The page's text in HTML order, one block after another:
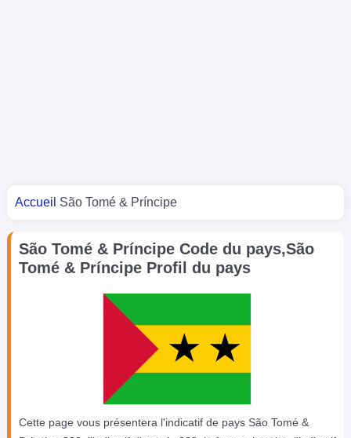
Vous êtes ici
Accueil São Tomé & Príncipe
São Tomé & Príncipe Code du pays,São
Tomé & Príncipe Profil du pays
Cette page vous présentera l'indicatif de pays São Tomé &